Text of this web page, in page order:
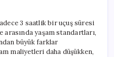
Farklı
Dünya
için
3 saatlik bir uçuş süresi
arasında yaşam standartları,
büyük farklar
maliyetleri daha düşükken,